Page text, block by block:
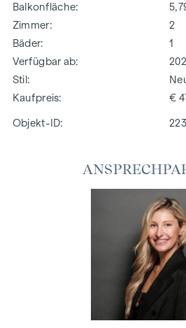
Balkonfläche
Zimmer
2
Bäder
1
Verfügbar ab
Stil
Kaufpreis
€
Objekt-ID: